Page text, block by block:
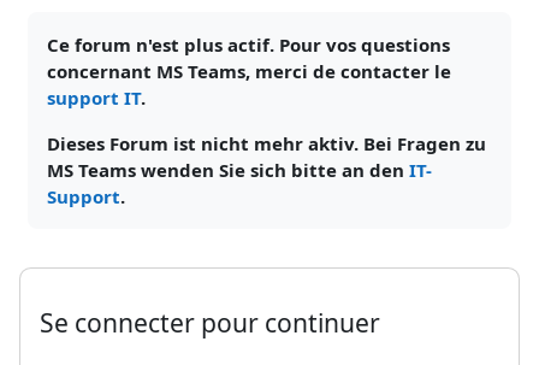
Ce forum n'est plus actif. Pour vos questions
concernant MS Teams, merci de contacter le
support IT.
Dieses Forum ist nicht mehr aktiv. Bei Fragen zu
MS Teams wenden Sie sich bitte an den IT-
Support.
Se connecter pour continuer